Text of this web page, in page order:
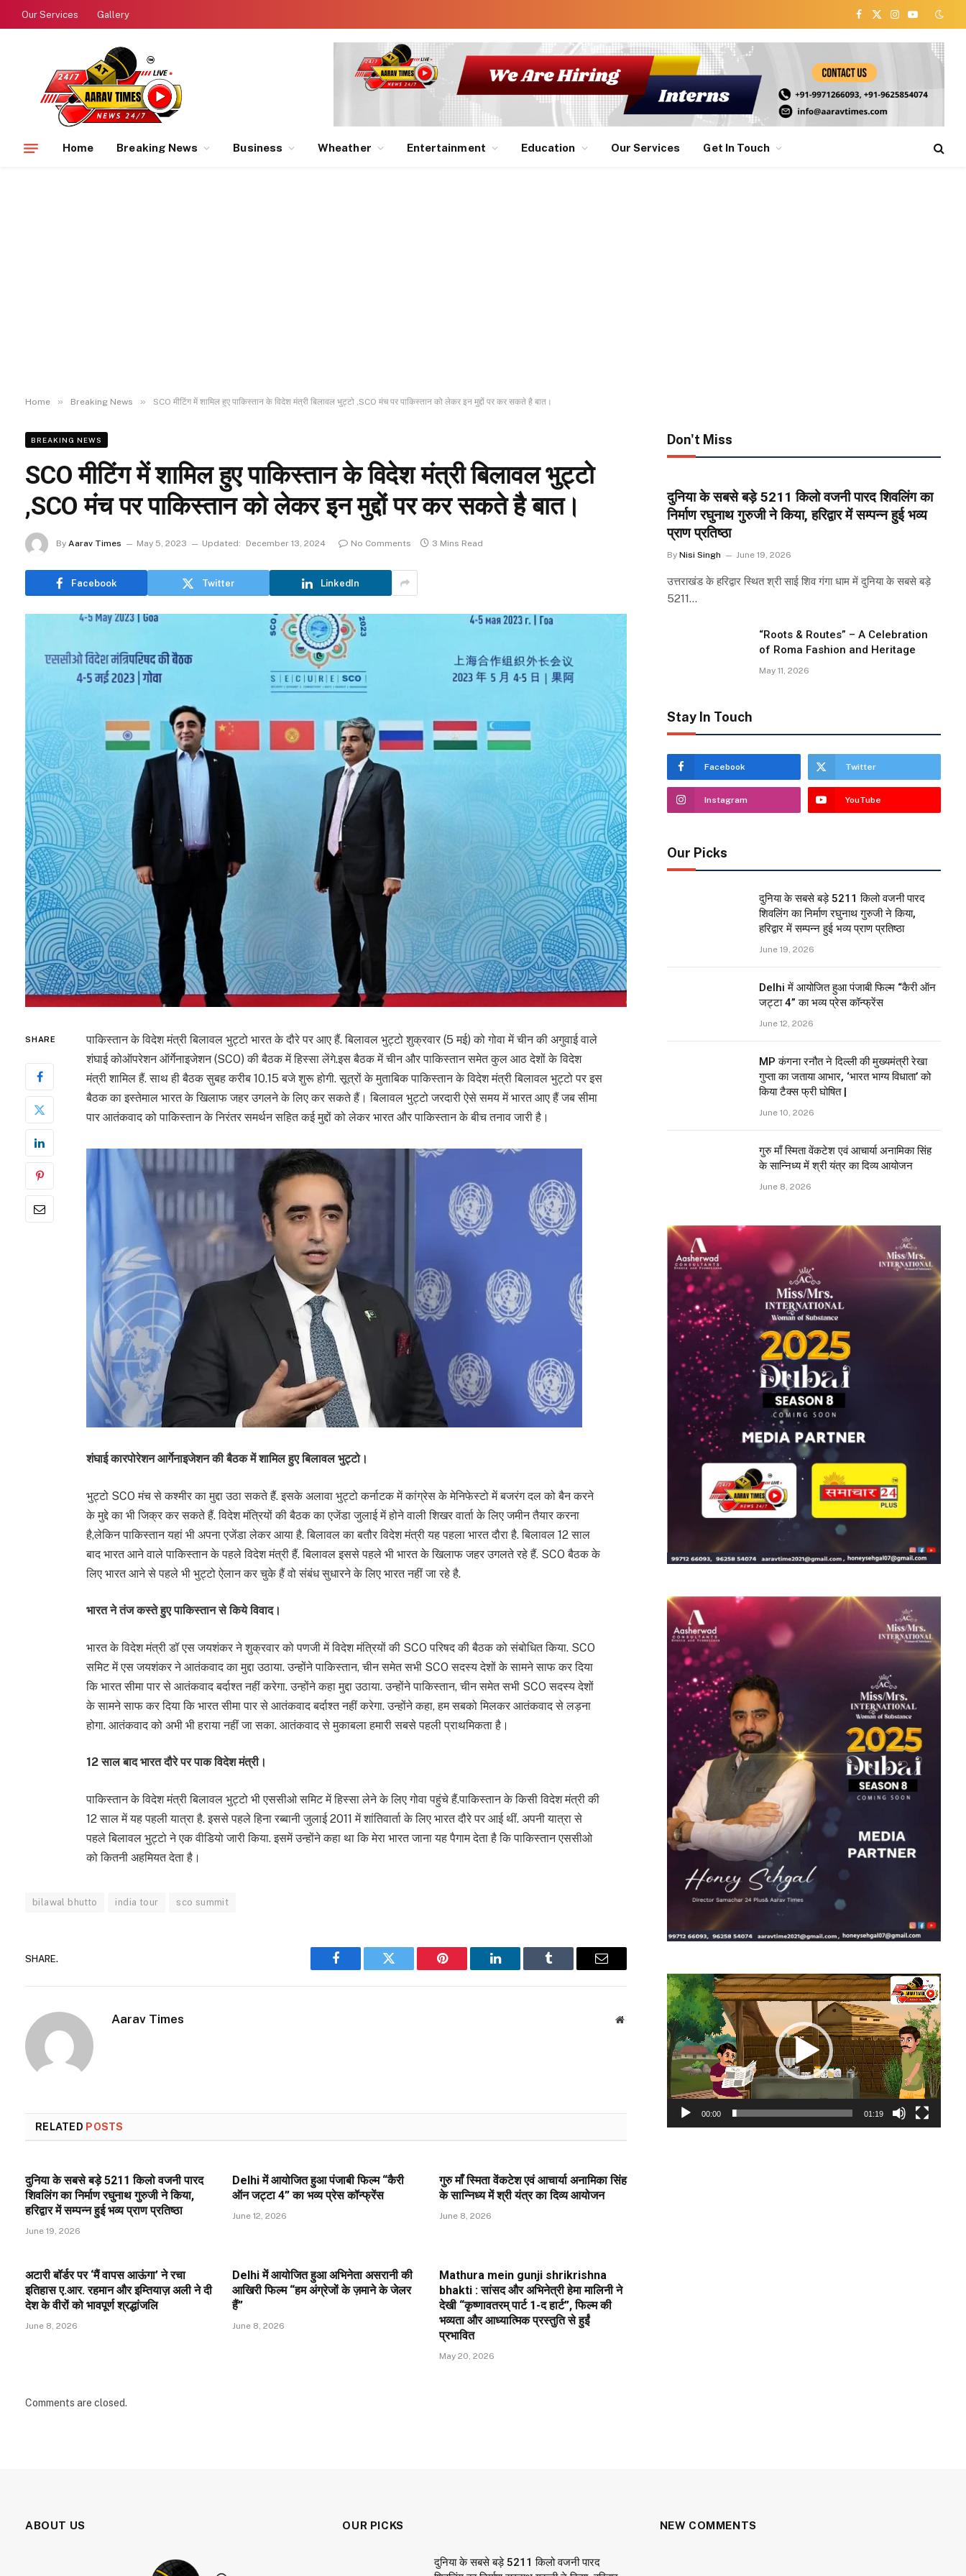
Our Services Gallery
Facebook
X
Instagram
YouTube
Home Breaking News Business Wheather Entertainment Education Our Services Get In Touch
Home » Breaking News » SCO मीटिंग में शामिल हुए पाकिस्तान के विदेश मंत्री बिलावल भुट्टो ,SCO मंच पर पाकिस्तान को लेकर इन मुद्दों पर कर सकते है बात।
BREAKING NEWS
SCO मीटिंग में शामिल हुए पाकिस्तान के विदेश मंत्री बिलावल भुट्टो
,SCO मंच पर पाकिस्तान को लेकर इन मुद्दों पर कर सकते है बात।
By Aarav Times May 5, 2023 Updated: December 13, 2024 No Comments 3 Mins Read
Facebook Twitter LinkedIn
SHARE
पाकिस्तान के विदेश मंत्री बिलावल भुट्टो भारत के दौरे पर आए हैं. बिलावल भुट्टो शुक्रवार (5 मई) को गोवा में चीन की अगुवाई वाले
शंघाई कोऑपरेशन ऑर्गेनाइजेशन (SCO) की बैठक में हिस्सा लेंगे.इस बैठक में चीन और पाकिस्तान समेत कुल आठ देशों के विदेश
मंत्री शामिल हैं. साथ ही बैठक सुबह करीब 10.15 बजे शुरू होगी. सूत्रों के मुताबिक पाकिस्तान के विदेश मंत्री बिलावल भुट्टो पर इस
बैठक का इस्तेमाल भारत के खिलाफ जहर उगलने के लिए कर सकते हैं। बिलावल भुट्टो जरदारी ऐसे समय में भारत आए हैं जब सीमा
पार आतंकवाद को पाकिस्तान के निरंतर समर्थन सहित कई मुद्दों को लेकर भारत और पाकिस्तान के बीच तनाव जारी है।
शंघाई कारपोरेशन आर्गेनाइजेशन की बैठक में शामिल हुए बिलावल भुट्टो।
भुट्टो SCO मंच से कश्मीर का मुद्दा उठा सकते हैं. इसके अलावा भुट्टो कर्नाटक में कांग्रेस के मेनिफेस्टो में बजरंग दल को बैन करने
के मुद्दे का भी जिक्र कर सकते हैं. विदेश मंत्रियों की बैठक का एजेंडा जुलाई में होने वाली शिखर वार्ता के लिए जमीन तैयार करना
है,लेकिन पाकिस्तान यहां भी अपना एजेंडा लेकर आया है. बिलावल का बतौर विदेश मंत्री यह पहला भारत दौरा है. बिलावल 12 साल
बाद भारत आने वाले पाकिस्तान के पहले विदेश मंत्री हैं. बिलावल इससे पहले भी भारत के खिलाफ जहर उगलते रहे हैं. SCO बैठक के
लिए भारत आने से पहले भी भुट्टो ऐलान कर चुके हैं वो संबंध सुधारने के लिए भारत नहीं जा रहे है.
भारत ने तंज कस्ते हुए पाकिस्तान से किये विवाद।
भारत के विदेश मंत्री डॉ एस जयशंकर ने शुक्रवार को पणजी में विदेश मंत्रियों की SCO परिषद की बैठक को संबोधित किया. SCO
समिट में एस जयशंकर ने आतंकवाद का मुद्दा उठाया. उन्होंने पाकिस्तान, चीन समेत सभी SCO सदस्य देशों के सामने साफ कर दिया
कि भारत सीमा पार से आतंकवाद बर्दाश्त नहीं करेगा. उन्होंने कहा मुद्दा उठाया. उन्होंने पाकिस्तान, चीन समेत सभी SCO सदस्य देशों
के सामने साफ कर दिया कि भारत सीमा पार से आतंकवाद बर्दाश्त नहीं करेगा. उन्होंने कहा, हम सबको मिलकर आतंकवाद से लड़ना
होगा. आतंकवाद को अभी भी हराया नहीं जा सका. आतंकवाद से मुकाबला हमारी सबसे पहली प्राथमिकता है।
12 साल बाद भारत दौरे पर पाक विदेश मंत्री।
पाकिस्तान के विदेश मंत्री बिलावल भुट्टो भी एससीओ समिट में हिस्सा लेने के लिए गोवा पहुंचे हैं.पाकिस्तान के किसी विदेश मंत्री की
12 साल में यह पहली यात्रा है. इससे पहले हिना रब्बानी जुलाई 2011 में शांतिवार्ता के लिए भारत दौरे पर आई थीं. अपनी यात्रा से
पहले बिलावल भुट्टो ने एक वीडियो जारी किया. इसमें उन्होंने कहा था कि मेरा भारत जाना यह पैगाम देता है कि पाकिस्तान एससीओ
को कितनी अहमियत देता है।
bilawal bhutto india tour sco summit
SHARE.
Facebook Twitter Pinterest LinkedIn Tumblr Email
Aarav Times Website
RELATED POSTS
दुनिया के सबसे बड़े 5211 किलो वजनी पारद
शिवलिंग का निर्माण रघुनाथ गुरुजी ने किया,
हरिद्वार में सम्पन्न हुई भव्य प्राण प्रतिष्ठा
June 19, 2026
Delhi में आयोजित हुआ पंजाबी फिल्म “कैरी
ऑन जट्टा 4” का भव्य प्रेस कॉन्फ्रेंस
June 12, 2026
गुरु माँ स्मिता वेंकटेश एवं आचार्या अनामिका सिंह
के सान्निध्य में श्री यंत्र का दिव्य आयोजन
June 8, 2026
अटारी बॉर्डर पर ‘मैं वापस आऊंगा’ ने रचा
इतिहास ए.आर. रहमान और इम्तियाज़ अली ने दी
देश के वीरों को भावपूर्ण श्रद्धांजलि
June 8, 2026
Delhi में आयोजित हुआ अभिनेता असरानी की
आखिरी फिल्म “हम अंग्रेजों के ज़माने के जेलर
हैं”
June 8, 2026
Mathura mein gunji shrikrishna
bhakti : सांसद और अभिनेत्री हेमा मालिनी ने
देखी “कृष्णावतरम् पार्ट 1-द हार्ट”, फिल्म की
भव्यता और आध्यात्मिक प्रस्तुति से हुईं
प्रभावित
May 20, 2026
Comments are closed.
Don't Miss
दुनिया के सबसे बड़े 5211 किलो वजनी पारद शिवलिंग का
निर्माण रघुनाथ गुरुजी ने किया, हरिद्वार में सम्पन्न हुई भव्य
प्राण प्रतिष्ठा
By Nisi Singh June 19, 2026
उत्तराखंड के हरिद्वार स्थित श्री साई शिव गंगा धाम में दुनिया के सबसे बड़े
5211…
“Roots & Routes” – A Celebration
of Roma Fashion and Heritage
May 11, 2026
Stay In Touch
Facebook Twitter
Instagram YouTube
Our Picks
दुनिया के सबसे बड़े 5211 किलो वजनी पारद
शिवलिंग का निर्माण रघुनाथ गुरुजी ने किया,
हरिद्वार में सम्पन्न हुई भव्य प्राण प्रतिष्ठा
June 19, 2026
Delhi में आयोजित हुआ पंजाबी फिल्म “कैरी ऑन
जट्टा 4” का भव्य प्रेस कॉन्फ्रेंस
June 12, 2026
MP कंगना रनौत ने दिल्ली की मुख्यमंत्री रेखा
गुप्ता का जताया आभार, ‘भारत भाग्य विधाता’ को
किया टैक्स फ्री घोषित |
June 10, 2026
गुरु माँ स्मिता वेंकटेश एवं आचार्या अनामिका सिंह
के सान्निध्य में श्री यंत्र का दिव्य आयोजन
June 8, 2026
Video
Player
00:00 01:19
ABOUT US OUR PICKS
दुनिया के सबसे बड़े 5211 किलो वजनी पारद
NEW COMMENTS